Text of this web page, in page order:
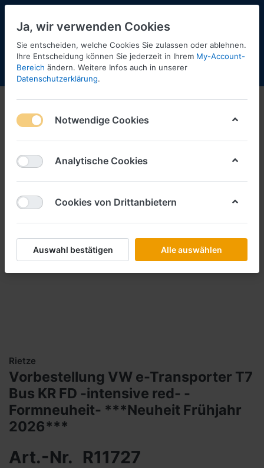
Menü Anmelden Shopaktualisierung
Rietze
Vorbestellung VW e-Transporter T7
Bus KR FD -intensive red- -
Formneuheit- ***Neuheit Frühjahr
2026***
Art.-Nr. R11727
Ja, wir verwenden Cookies
Sie entscheiden, welche Cookies Sie zulassen oder ablehnen.
Ihre Entscheidung können Sie jederzeit in Ihrem My-Account-
Bereich ändern. Weitere Infos auch in unserer
Datenschutzerklärung.
Notwendige Cookies
Analytische Cookies
Cookies von Drittanbietern
Auswahl bestätigen Alle auswählen